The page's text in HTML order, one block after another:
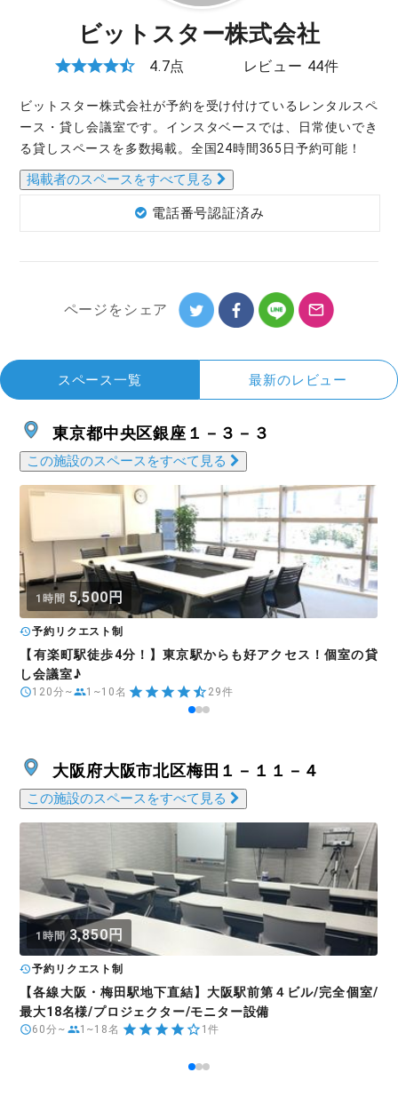
ビットスター株式会社
4.7点 レビュー 44件
ビットスター株式会社が予約を受け付けているレンタルスペ
ース・貸し会議室です。インスタベースでは、日常使いでき
る貸しスペースを多数掲載。全国24時間365日予約可能！
掲載者のスペースをすべて見る
電話番号認証済み
ページを シェア
スペース一覧 最新のレビュー
東京都中央区銀座１－３－３
この施設のスペースをすべて見る
1時間 5,500円
予約リクエスト制
【有楽町駅徒歩4分！】東京駅からも好アクセス！個室の貸
し会議室♪
120分~ 1~10名 29件
大阪府大阪市北区梅田１－１１－４
この施設のスペースをすべて見る
1時間3,850円
予約リクエスト制
【各線大阪・梅田駅地下直結】大阪駅前第４ビル/完全個室/
最大18名様/プロジェクター/モニター設備
60分~ 1~18名 1件